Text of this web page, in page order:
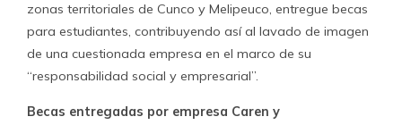
zonas territoriales de Cunco y Melipeuco, entregue becas
para estudiantes, contribuyendo así al lavado de imagen
de una cuestionada empresa en el marco de su
“responsabilidad social y empresarial”.
Becas entregadas por empresa Caren y